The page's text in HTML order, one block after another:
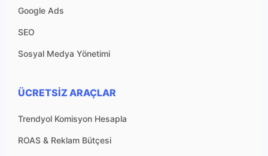
Google Ads
SEO
Sosyal Medya Yönetimi
ÜCRETSIZ ARAÇLAR
Trendyol Komisyon Hesapla
ROAS & Reklam Bütçesi